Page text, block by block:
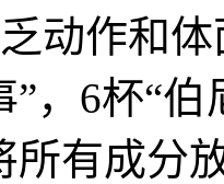
动作和
”，6杯“
所有成分